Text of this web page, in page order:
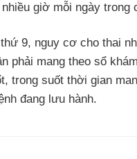
giờ mỗi ngày trong
9, nguy cơ cho thai
phải mang theo sổ
trong suốt thời gian
đang lưu hành.